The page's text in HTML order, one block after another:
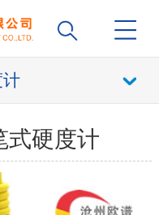
式硬度计